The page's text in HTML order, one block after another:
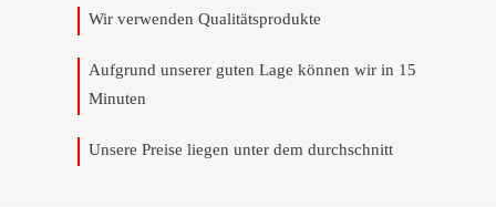
Wir verwenden Qualitätsprodukte
Aufgrund unserer guten Lage können wir in 15
Minuten
Unsere Preise liegen unter dem durchschnitt